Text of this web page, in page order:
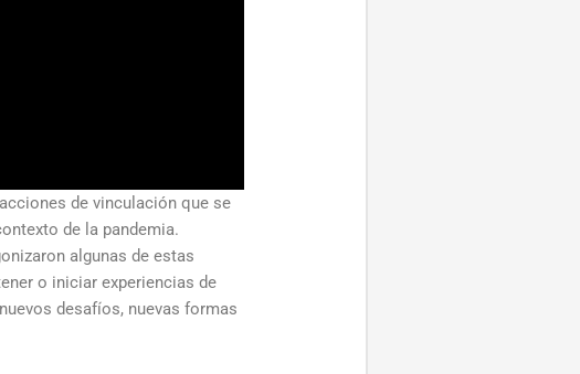
de vinculación que se
de la pandemia.
algunas de estas
o iniciar experiencias de
desafíos, nuevas formas